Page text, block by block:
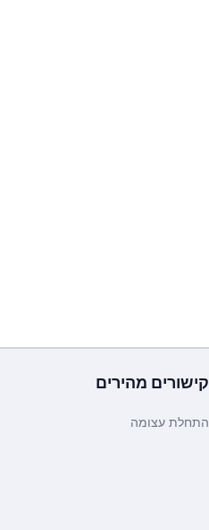
קישורים מהירים
התחלת עצומה